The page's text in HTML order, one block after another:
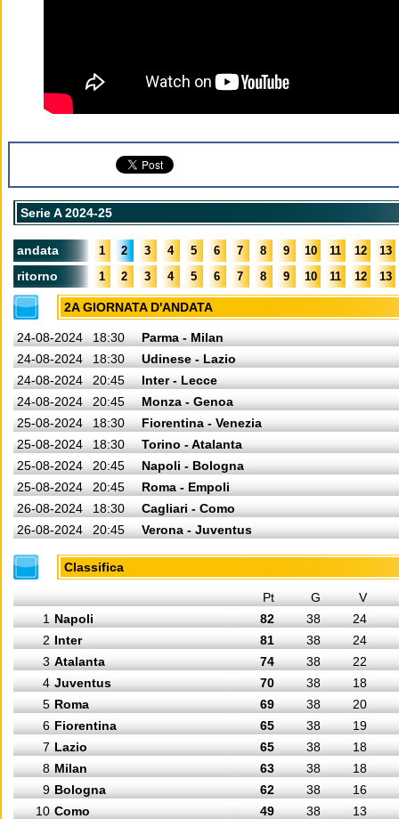
Serie A 2024-25
andata 1 2 3 4 5 6 7 8 9 10 11 12 13
ritorno 1 2 3 4 5 6 7 8 9 10 11 12 13
2A GIORNATA D'ANDATA
24-08-2024 18:30
Parma - Milan
24-08-2024
18:30
Udinese - Lazio
24-08-2024
20:45
Inter - Lecce
24-08-2024
20:45
Monza - Genoa
25-08-2024
18:30
Fiorentina - Venezia
25-08-2024
18:30
Torino - Atalanta
25-08-2024
20:45
Napoli - Bologna
25-08-2024
20:45
Roma - Empoli
26-08-2024
18:30
Cagliari - Como
26-08-2024
20:45 Verona - Juventus
Classifica
Pt G
V
1 Napoli 82 38
24
2 Inter 81 38
24
3 Atalanta 74 38
22
4 Juventus 70 38
18
5 Roma 69 38
20
6 Fiorentina 65 38
19
7 Lazio 65 38
18
8 Milan 63 38
18
9 Bologna 62 38
16
10 Como 49 38
13